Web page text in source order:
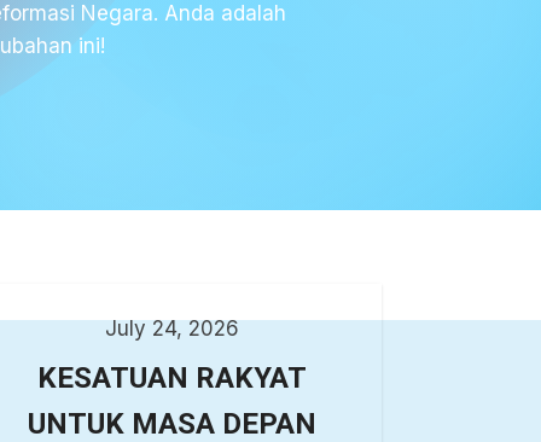
Negara. Anda adalah
ini!
July 24, 2026
KESATUAN RAKYAT
UNTUK MASA DEPAN